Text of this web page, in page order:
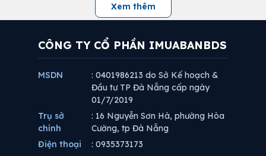
Xem thêm
CÔNG TY CỔ PHẦN IMUABANBDS
MSDN
: 0401986213 do Sở Kế hoạch &
Đầu tư TP Đà Nẵng cấp ngày
01/7/2019
Trụ sở
chính
: 16 Nguyễn Sơn Hà, phường Hòa
Cường, tp Đà Nẵng
Điện thoại
: 0935373173